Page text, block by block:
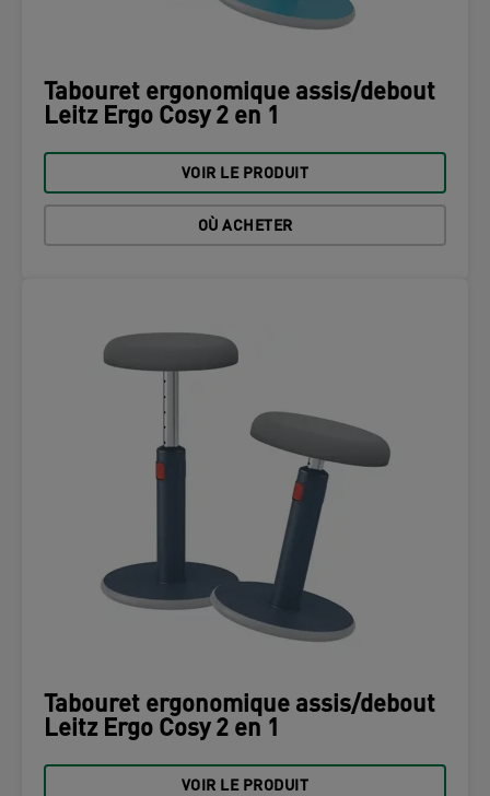
Tabouret ergonomique assis/debout
Leitz Ergo Cosy 2 en 1
VOIR LE PRODUIT
OÙ ACHETER
Tabouret ergonomique assis/debout
Leitz Ergo Cosy 2 en 1
VOIR LE PRODUIT